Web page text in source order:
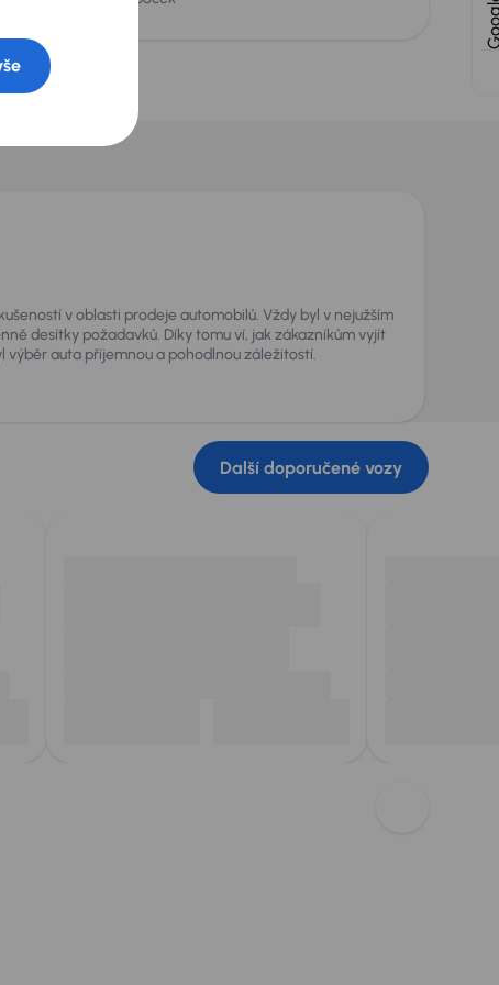
v oblasti prodeje automobilů. Vždy byl v nejužším
desítky požadavků. Díky tomu ví, jak zákazníkům vyjít
výběr auta příjemnou a pohodlnou záležitostí.
Další doporučené vozy